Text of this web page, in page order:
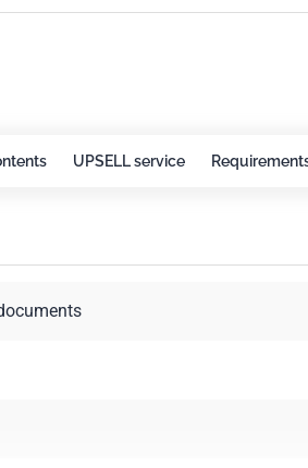
points clés, les enjeux et les dilemmes
de management des Achats
critères de décision plus
et d'être plus transparentes
UPSELL service